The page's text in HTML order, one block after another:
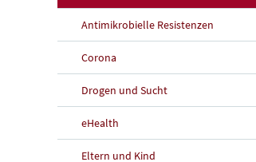
Antimikrobielle Resistenzen
Corona
Drogen und Sucht
eHealth
Eltern und Kind